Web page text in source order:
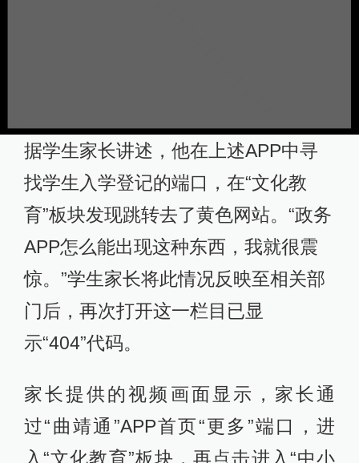
据学生家长讲述，他在上述APP中寻
找学生入学登记的端口，在“文化教
育”板块发现跳转去了黄色网站。“政务
APP怎么能出现这种东西，我就很震
惊。”学生家长将此情况反映至相关部
门后，再次打开这一栏目已显
示“404”代码。
家长提供的视频画面显示，家长通
过“曲靖通”APP首页“更多”端口，进
入“文化教育”板块，再点击进入“中小